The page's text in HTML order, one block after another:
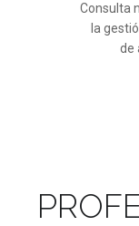
Consulta
la
de